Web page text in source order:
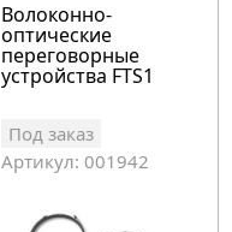
Волоконно-
оптические
переговорные
устройства FTS1
Под заказ
Артикул: 001942